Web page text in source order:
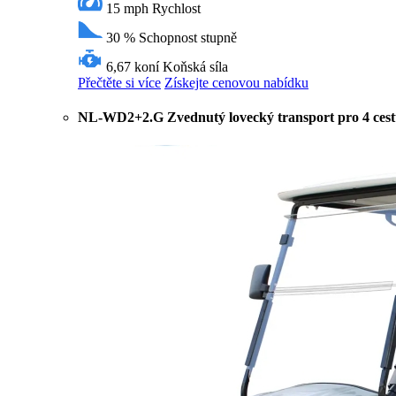
15 mph Rychlost
30 % Schopnost stupně
6,67 koní Koňská síla
Přečtěte si více Získejte cenovou nabídku
NL-WD2+2.G Zvednutý lovecký transport pro 4